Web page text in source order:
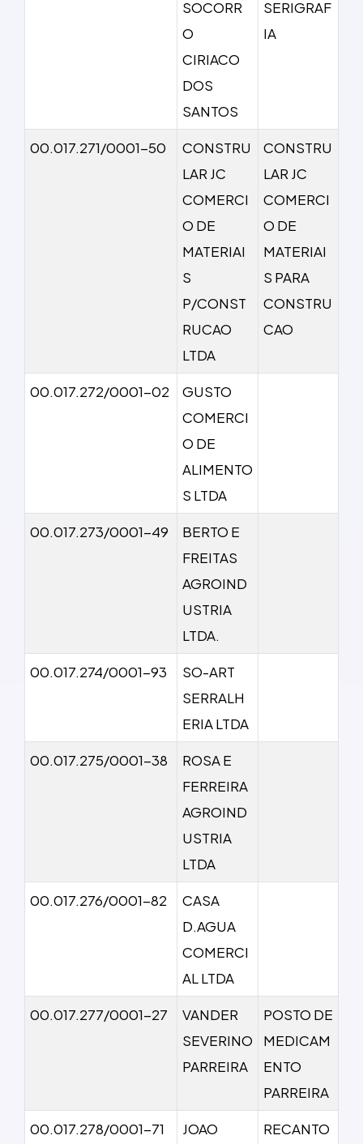
SOCORR
O
CIRIACO
DOS
SANTOS
SERIGRAF
IA
00.017.271/0001-50
CONSTRU
LAR JC
COMERCI
O DE
MATERIAI
S
P/CONST
RUCAO
LTDA
CONSTRU
LAR JC
COMERCI
O DE
MATERIAI
S PARA
CONSTRU
CAO
00.017.272/0001-02
GUSTO
COMERCI
O DE
ALIMENTO
S LTDA
00.017.273/0001-49
BERTO E
FREITAS
AGROIND
USTRIA
LTDA.
00.017.274/0001-93
SO-ART
SERRALH
ERIA LTDA
00.017.275/0001-38
ROSA E
FERREIRA
AGROIND
USTRIA
LTDA
00.017.276/0001-82
CASA
D.AGUA
COMERCI
AL LTDA
00.017.277/0001-27
VANDER
SEVERINO
PARREIRA
POSTO DE
MEDICAM
ENTO
PARREIRA
00.017.278/0001-71
JOAO
RECANTO